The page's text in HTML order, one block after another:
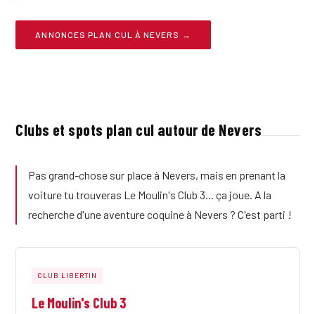
ANNONCES PLAN CUL À NEVERS →
Clubs et spots plan cul autour de Nevers
Pas grand-chose sur place à Nevers, mais en prenant la
voiture tu trouveras Le Moulin's Club 3... ça joue. A la
recherche d'une aventure coquine à Nevers ? C'est parti !
CLUB LIBERTIN
Le Moulin's Club 3